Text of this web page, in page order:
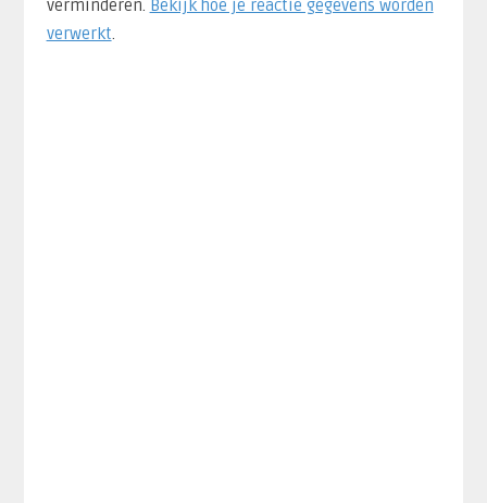
verminderen.
Bekijk hoe je reactie gegevens worden
verwerkt